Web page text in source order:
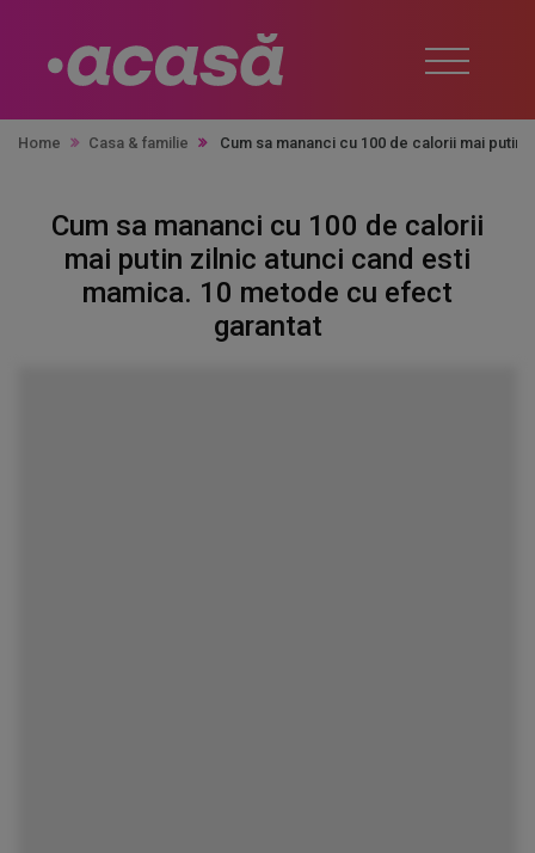
Home Casa & familie Cum sa mananci cu 100 de calorii mai
Cum sa mananci cu 100 de calorii
mai putin zilnic atunci cand esti
mamica. 10 metode cu efect
garantat